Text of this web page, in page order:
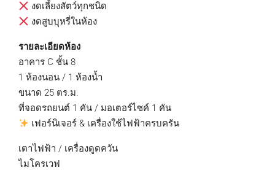
งดเลี้ยงสัตว์ทุกชนิด
งดสูบบุหรี่ในห้อง
รายละเอียดห้อง
อาคาร C ชั้น 8
1 ห้องนอน / 1 ห้องน้ำ
ขนาด 25 ตร.ม.
ที่จอดรถยนต์ 1 คัน / มอเตอร์ไซค์ 1 คัน
เฟอร์นิเจอร์ & เครื่องใช้ไฟฟ้าครบครัน
เตาไฟฟ้า / เครื่องดูดควัน
ไมโครเวฟ